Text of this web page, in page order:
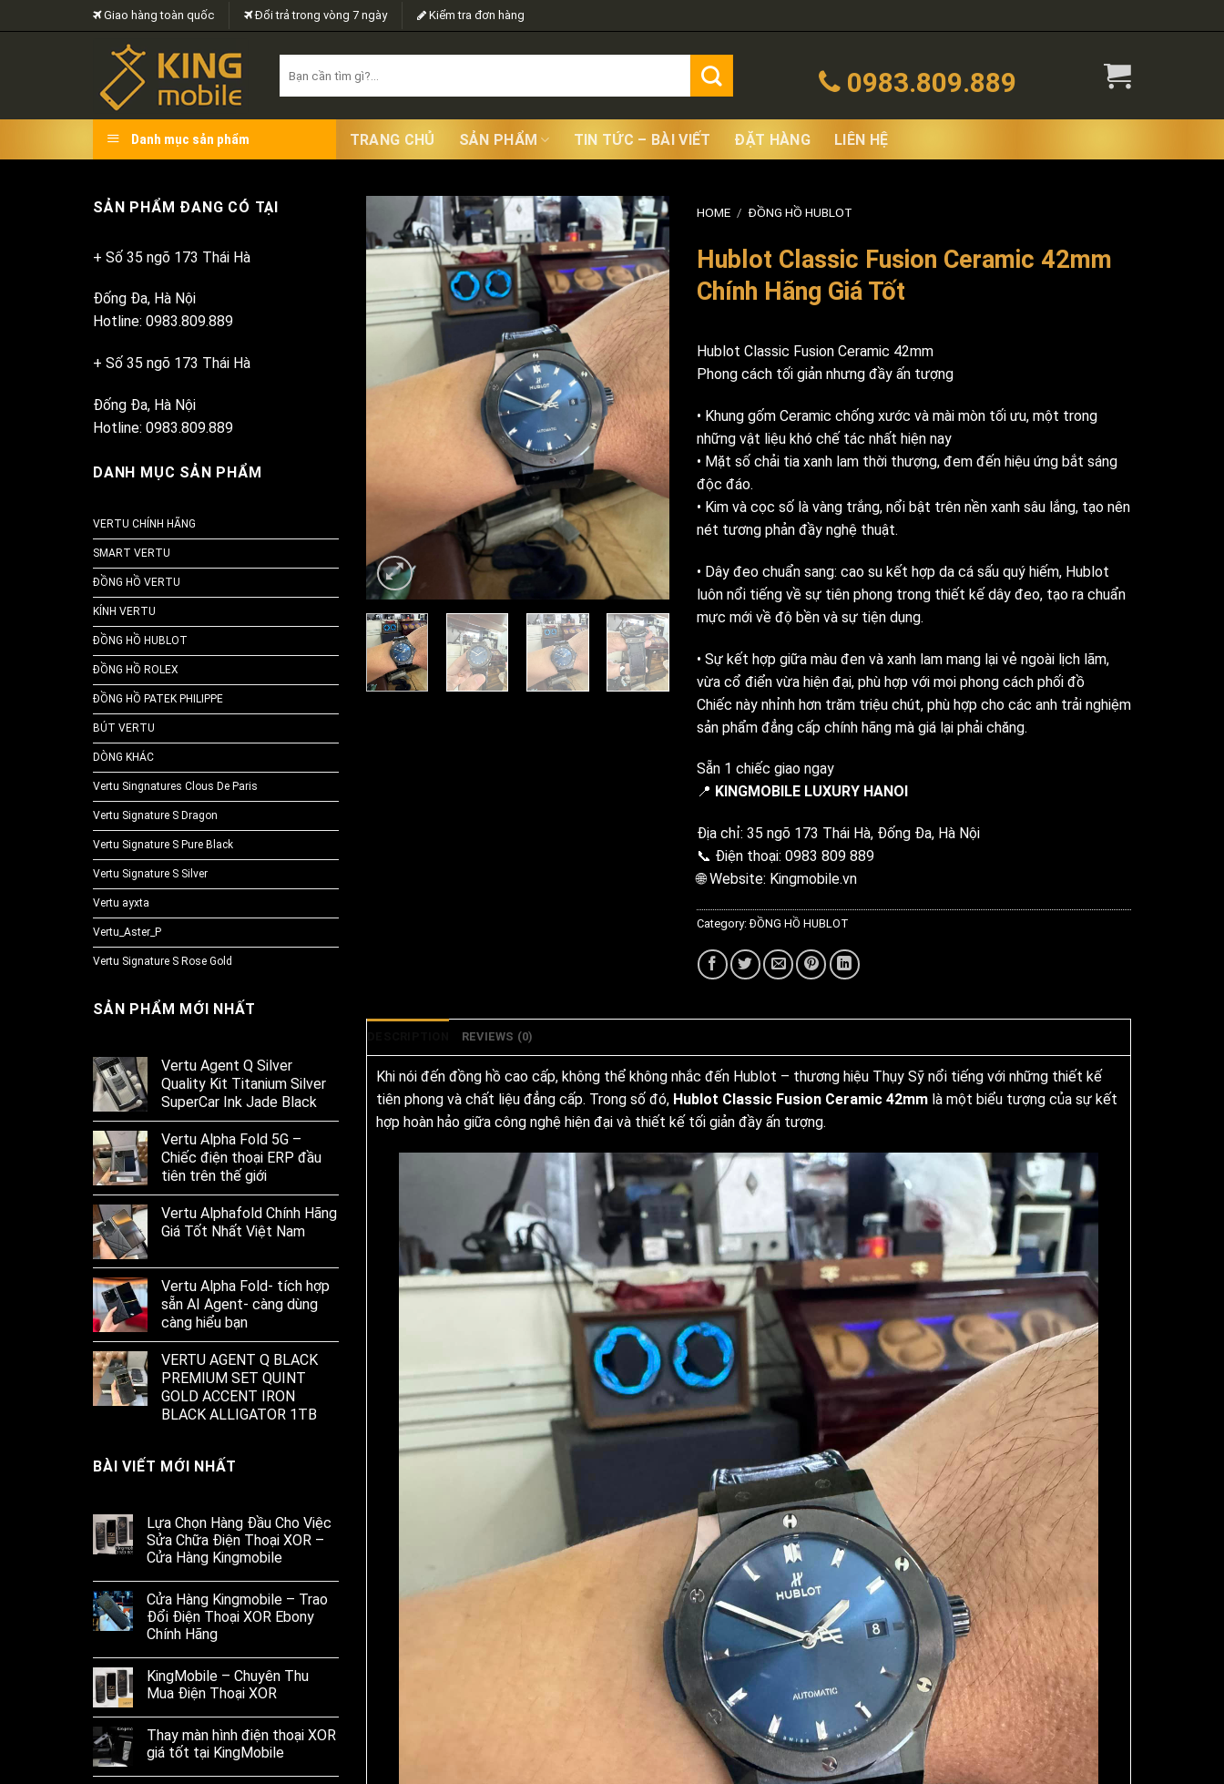
to
Giao hàng toàn quốc Đổi trả trong vòng 7 ngày Kiểm tra đơn hàng
for:
0983.809.889
Danh mục sản phẩm TRANG CHỦ SẢN PHẨM TIN TỨC – BÀI VIẾT ĐẶT HÀNG LIÊN HỆ
SẢN PHẨM ĐANG CÓ TẠI
+ Số 35 ngõ 173 Thái Hà
Đống Đa, Hà Nội
Hotline: 0983.809.889
+ Số 35 ngõ 173 Thái Hà
Đống Đa, Hà Nội
Hotline: 0983.809.889
DANH MỤC SẢN PHẨM
VERTU CHÍNH HÃNG
SMART VERTU
ĐỒNG HỒ VERTU
KÍNH VERTU
ĐỒNG HỒ HUBLOT
ĐỒNG HỒ ROLEX
ĐỒNG HỒ PATEK PHILIPPE
BÚT VERTU
DÒNG KHÁC
Vertu Singnatures Clous De Paris
Vertu Signature S Dragon
Vertu Signature S Pure Black
Vertu Signature S Silver
Vertu ayxta
Vertu_Aster_P
Vertu Signature S Rose Gold
SẢN PHẨM MỚI NHẤT
Vertu Agent Q Silver
Quality Kit Titanium Silver
SuperCar Ink Jade Black
Vertu Alpha Fold 5G –
Chiếc điện thoại ERP đầu
tiên trên thế giới
Vertu Alphafold Chính Hãng
Giá Tốt Nhất Việt Nam
Vertu Alpha Fold- tích hợp
sẵn AI Agent- càng dùng
càng hiểu bạn
VERTU AGENT Q BLACK
PREMIUM SET QUINT
GOLD ACCENT IRON
BLACK ALLIGATOR 1TB
BÀI VIẾT MỚI NHẤT
Lựa Chọn Hàng Đầu Cho Việc
Sửa Chữa Điện Thoại XOR –
Cửa Hàng Kingmobile
Cửa Hàng Kingmobile – Trao
Đổi Điện Thoại XOR Ebony
Chính Hãng
KingMobile – Chuyên Thu
Mua Điện Thoại XOR
Thay màn hình điện thoại XOR
giá tốt tại KingMobile
HOME / ĐỒNG HỒ HUBLOT
Hublot Classic Fusion Ceramic 42mm
Chính Hãng Giá Tốt
Hublot Classic Fusion Ceramic 42mm
Phong cách tối giản nhưng đầy ấn tượng
• Khung gốm Ceramic chống xước và mài mòn tối ưu, một trong
những vật liệu khó chế tác nhất hiện nay
• Mặt số chải tia xanh lam thời thượng, đem đến hiệu ứng bắt sáng
độc đáo.
• Kim và cọc số là vàng trắng, nổi bật trên nền xanh sâu lắng, tạo nên
nét tương phản đầy nghệ thuật.
• Dây đeo chuẩn sang: cao su kết hợp da cá sấu quý hiếm, Hublot
luôn nổi tiếng về sự tiên phong trong thiết kế dây đeo, tạo ra chuẩn
mực mới về độ bền và sự tiện dụng.
• Sự kết hợp giữa màu đen và xanh lam mang lại vẻ ngoài lịch lãm,
vừa cổ điển vừa hiện đại, phù hợp với mọi phong cách phối đồ
Chiếc này nhỉnh hơn trăm triệu chút, phù hợp cho các anh trải nghiệm
sản phẩm đẳng cấp chính hãng mà giá lại phải chăng.
Sẵn 1 chiếc giao ngay
📍 KINGMOBILE LUXURY HANOI
Địa chỉ: 35 ngõ 173 Thái Hà, Đống Đa, Hà Nội
📞 Điện thoại: 0983 809 889
🌐 Website: Kingmobile.vn
Category:ĐỒNG HỒ HUBLOT
REVIEWS (0)
Khi nói đến đồng hồ cao cấp, không thể không nhắc đến Hublot – thương hiệu Thụy Sỹ nổi tiếng với những thiết kế
tiên phong và chất liệu đẳng cấp. Trong số đó, Hublot Classic Fusion Ceramic 42mm là một biểu tượng của sự kết
hợp hoàn hảo giữa công nghệ hiện đại và thiết kế tối giản đầy ấn tượng.